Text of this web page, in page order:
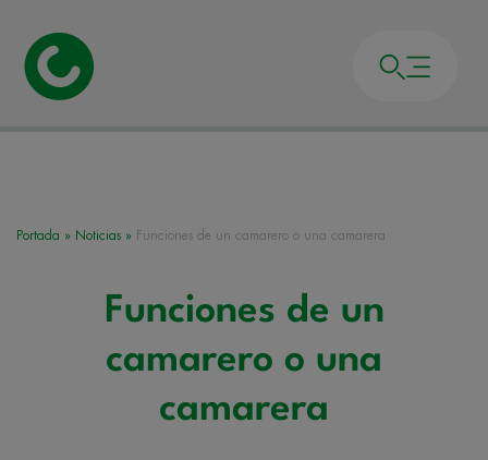
Portada » Noticias » Funciones de un camarero o una camarera
Funciones de un
camarero o una
camarera